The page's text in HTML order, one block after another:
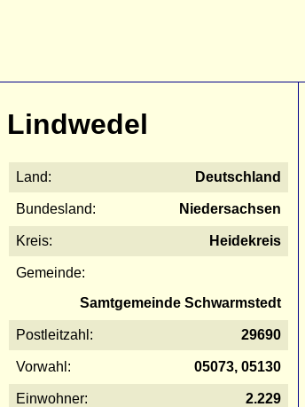
Lindwedel
Land: Deutschland
Bundesland: Niedersachsen
Kreis: Heidekreis
Gemeinde:
Samtgemeinde Schwarmstedt
Postleitzahl: 29690
Vorwahl: 05073, 05130
Einwohner: 2.229